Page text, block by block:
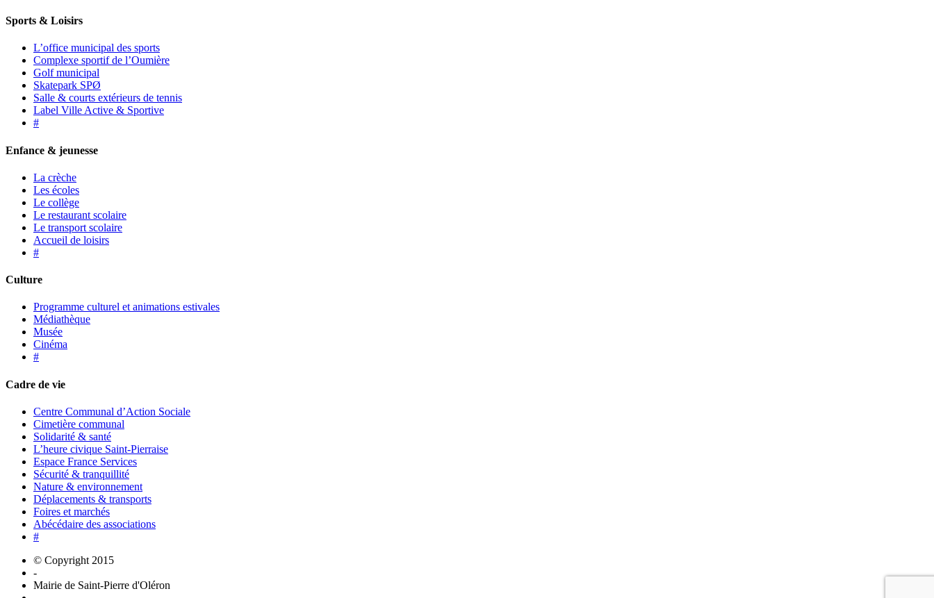
Sports & Loisirs
L’office municipal des sports
Complexe sportif de l’Oumière
Golf municipal
Skatepark SPØ
Salle & courts extérieurs de tennis
Label Ville Active & Sportive
#
Enfance & jeunesse
La crèche
Les écoles
Le collège
Le restaurant scolaire
Le transport scolaire
Accueil de loisirs
#
Culture
Programme culturel et animations estivales
Médiathèque
Musée
Cinéma
#
Cadre de vie
Centre Communal d’Action Sociale
Cimetière communal
Solidarité & santé
L’heure civique Saint-Pierraise
Espace France Services
Sécurité & tranquillité
Nature & environnement
Déplacements & transports
Foires et marchés
Abécédaire des associations
#
© Copyright 2015
-
Mairie de Saint-Pierre d'Oléron